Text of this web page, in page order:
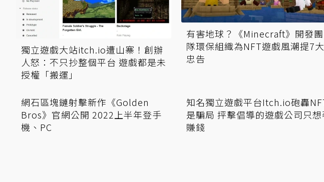
獨立遊戲大站itch.io遭山寨！創辦
人怒：不只抄整個平台 遊戲都是未
授權「搬運」
有害地球？《Minecraft》開發團
隊環保組織為NFT遊戲風潮提7大
忠告